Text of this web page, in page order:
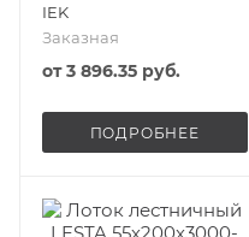
IEK
Заказная
от3 896.35 руб.
ПОДРОБНЕЕ